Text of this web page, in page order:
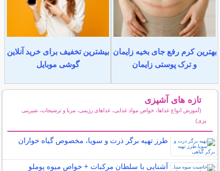
بهترین کرم رفع جای بخیه زایمان
و ترک پوستی زایمان
بیشترین تخفیف برای خرید آنلاین
گوشی موبایل
تازه های آشپزی
(آموزش انواع غذاها، خواص مواد غذایی، غذاهای رژیمی، مربا و ترشیجات، شیرینی
پزی)
طرز تهیه برگر ذرت و سویا، مخصوص گیاه خواران
آشنایی با سلطان مرکبات + خواص میوه پوملو